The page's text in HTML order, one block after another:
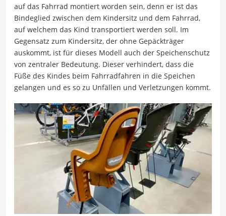
auf das Fahrrad montiert worden sein, denn er ist das
Bindeglied zwischen dem Kindersitz und dem Fahrrad,
auf welchem das Kind transportiert werden soll. Im
Gegensatz zum Kindersitz, der ohne Gepäckträger
auskommt, ist für dieses Modell auch der Speichenschutz
von zentraler Bedeutung. Dieser verhindert, dass die
Füße des Kindes beim Fahrradfahren in die Speichen
gelangen und es so zu Unfällen und Verletzungen kommt.